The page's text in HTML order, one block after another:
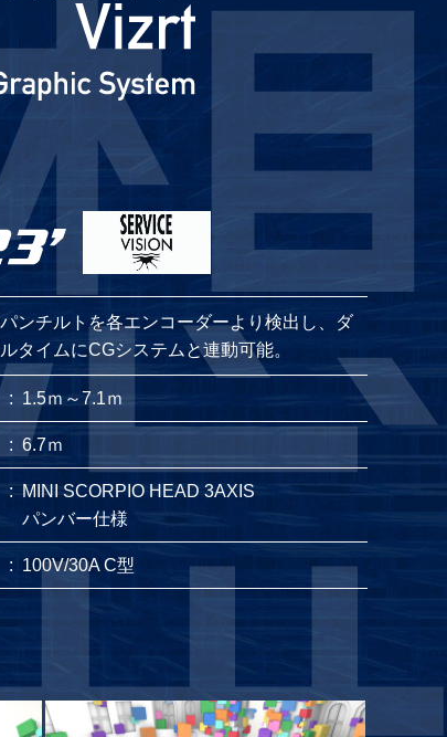
ンチルトを各エンコーダーより検出し、ダ
タイムにCGシステムと連動可能。
: 1.5ｍ～7.1ｍ
: 6.7ｍ
:
MINI SCORPIO HEAD 3AXIS
パンバー仕様
: 100V/30A C型